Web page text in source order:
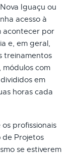
Iguaçu ou
acesso à
acontecer por
e, em geral,
treinamentos
com
em
horas cada
profissionais
de Projetos
se estiverem